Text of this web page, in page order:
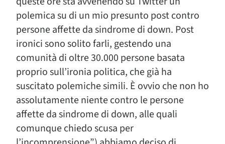
polemica su di un mio presunto post contro
persone affette da sindrome di down. Post
ironici sono solito farli, gestendo una
comunità di oltre 30.000 persone basata
proprio sull’ironia politica, che già ha
suscitato polemiche simili. È ovvio che non ho
assolutamente niente contro le persone
affette da sindrome di down, alle quali
comunque chiedo scusa per